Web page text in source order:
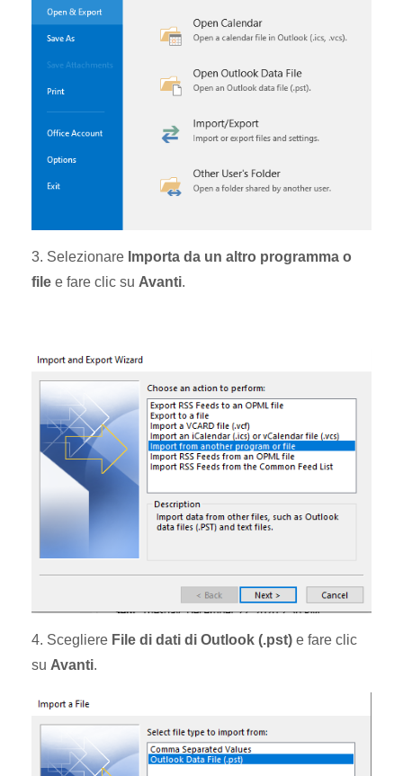
3. Selezionare Importa da un altro programma o
file e fare clic su Avanti.
4. Scegliere File di dati di Outlook (.pst) e fare clic
su Avanti.